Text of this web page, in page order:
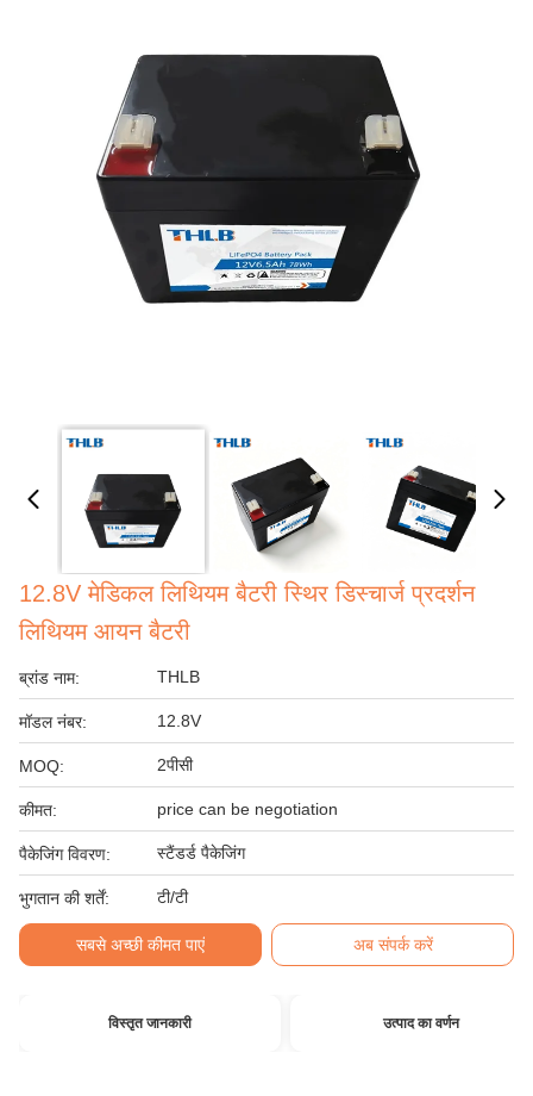
12.8V मेडिकल लिथियम बैटरी स्थिर डिस्चार्ज प्रदर्शन
लिथियम आयन बैटरी
ब्रांड नाम: THLB
मॉडल नंबर: 12.8V
MOQ: 2पीसी
कीमत: price can be negotiation
पैकेजिंग विवरण: स्टैंडर्ड पैकेजिंग
भुगतान की शर्तें: टी/टी
सबसे अच्छी कीमत पाएं अब संपर्क करें
विस्तृत जानकारी उत्पाद का वर्णन